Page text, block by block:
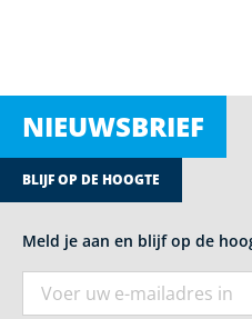
NIEUWSBRIEF
BLIJF OP DE HOOGTE
Meld je aan en blijf op de